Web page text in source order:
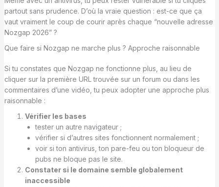
partout sans prudence. D’où la vraie question : est-ce que ça
vaut vraiment le coup de courir après chaque “nouvelle adresse
Nozgap 2026” ?
Que faire si Nozgap ne marche plus ? Approche raisonnable
Si tu constates que Nozgap ne fonctionne plus, au lieu de
cliquer sur la première URL trouvée sur un forum ou dans les
commentaires d’une vidéo, tu peux adopter une approche plus
raisonnable :
Vérifier les bases
tester un autre navigateur ;
vérifier si d’autres sites fonctionnent normalement ;
voir si ton antivirus, ton pare-feu ou ton bloqueur de
pubs ne bloque pas le site.
Constater si le domaine semble globalement
inaccessible